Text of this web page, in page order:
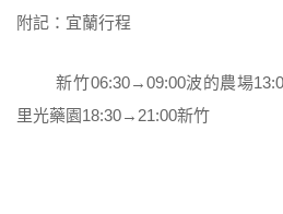
附記：宜蘭行程
新竹06:30→09:00波的農場
里光藥園18:30→21:00新竹